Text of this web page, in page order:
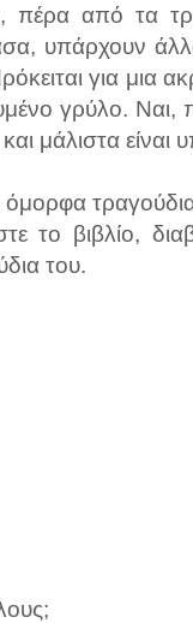
πέρα από τα
υπάρχουν
για μια
γρύλο.
μάλιστα είναι
όμορφα
το βιβλίο,
του.